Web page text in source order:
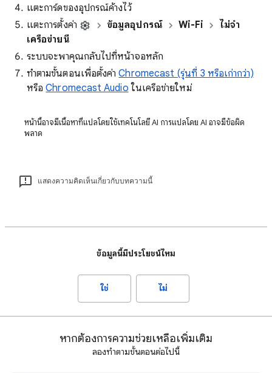
แตะการ์ดของอุปกรณ์ค้างไว้
แตะการตั้งค่า
ข้อมูลอุปกรณ์ Wi-Fi
ไม่จำ
เครือข่ายนี้
ระบบจะพาคุณกลับไปที่หน้าจอหลัก
ทำตามขั้นตอนเพื่อตั้งค่าChromecast (รุ่นที่ 3 หรือเก่ากว่า)
หรือChromecast Audio ในเครือข่ายใหม่
หน้านี้อาจมีเนื้อหาที่แปลโดยใช้เทคโนโลยี AI การแปลโดย AI อาจมีข้อผิด
พลาด
แสดงความคิดเห็นเกี่ยวกับบทความนี้
ข้อมูลนี้มีประโยชน์ไหม
ใช่ ไม่
หากต้องการความช่วยเหลือเพิ่มเติม
ลองทำตามขั้นตอนต่อไปนี้